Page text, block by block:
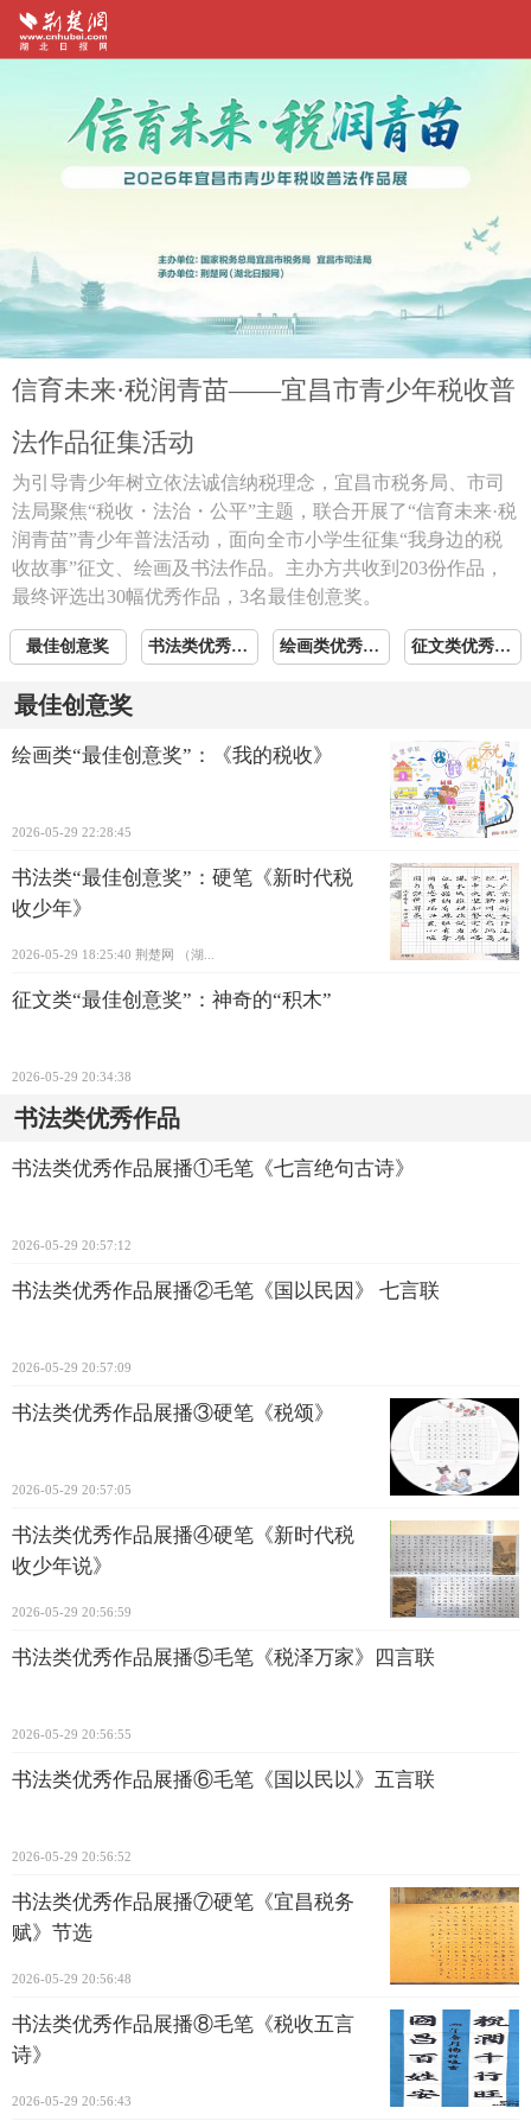
信育未来·税润青苗——宜昌市青少年税收普
法作品征集活动
为引导青少年树立依法诚信纳税理念，宜昌市税务局、市司
法局聚焦“税收・法治・公平”主题，联合开展了“信育未来·税
润青苗”青少年普法活动，面向全市小学生征集“我身边的税
收故事”征文、绘画及书法作品。主办方共收到203份作品，
最终评选出30幅优秀作品，3名最佳创意奖。
最佳创意奖 书法类优秀作品 绘画类优秀作品 征文类优秀作品
最佳创意奖
绘画类“最佳创意奖”：《我的税收》
2026-05-29 22:28:45
书法类“最佳创意奖”：硬笔《新时代税
收少年》
2026-05-29 18:25:40 荆楚网 ​（湖...
征文类“最佳创意奖”：神奇的“积木”
2026-05-29 20:34:38
书法类优秀作品
书法类优秀作品展播①毛笔《七言绝句古诗》
2026-05-29 20:57:12
书法类优秀作品展播②毛笔《国以民因》 七言联
2026-05-29 20:57:09
书法类优秀作品展播③硬笔《税颂》
2026-05-29 20:57:05
书法类优秀作品展播④硬笔《新时代税
收少年说》
2026-05-29 20:56:59
书法类优秀作品展播⑤毛笔《税泽万家》四言联
2026-05-29 20:56:55
书法类优秀作品展播⑥毛笔《国以民以》五言联
2026-05-29 20:56:52
书法类优秀作品展播⑦硬笔《宜昌税务
赋》节选
2026-05-29 20:56:48
书法类优秀作品展播⑧毛笔《税收五言
诗》
2026-05-29 20:56:43